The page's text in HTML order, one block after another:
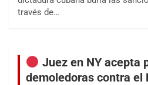
través de…
Juez en NY acepta
demoledoras contra el